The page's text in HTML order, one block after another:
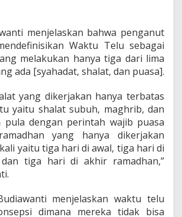
menjelaskan bahwa penganut
Waktu Telu sebagai
melakukan hanya tiga dari lima
ada [syahadat, shalat, dan puasa].
yang dikerjakan hanya terbatas
yaitu shalat subuh, maghrib, dan
pula dengan perintah wajib puasa
yang hanya dikerjakan
yaitu tiga hari di awal, tiga hari di
tiga hari di akhir ramadhan,”
menjelaskan waktu telu
dimana mereka tidak bisa